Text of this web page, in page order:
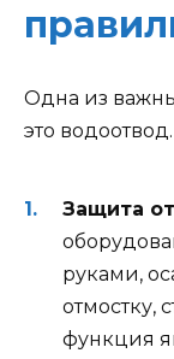
Одна из
это
Защита
руками,
отмостку,
функция